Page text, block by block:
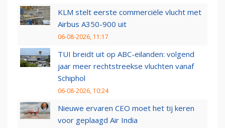
KLM stelt eerste commerciële vlucht met
Airbus A350-900 uit
06-08-2026, 11:17
TUI breidt uit op ABC-eilanden: volgend
jaar meer rechtstreekse vluchten vanaf
Schiphol
06-08-2026, 10:24
Nieuwe ervaren CEO moet het tij keren
voor geplaagd Air India